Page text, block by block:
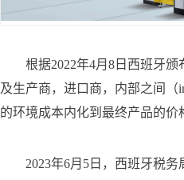
根据2022年4月8日西班牙颁
及生产商，进口商，内部之间（
的环境成本内化到最终产品的价
2023年6月5日，西班牙税